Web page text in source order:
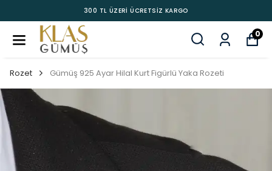
300 TL ÜZERİ ÜCRETSİZ KARGO
0
Rozet Gümüş 925 Ayar Hilal Kurt Figürlü Yaka Rozeti